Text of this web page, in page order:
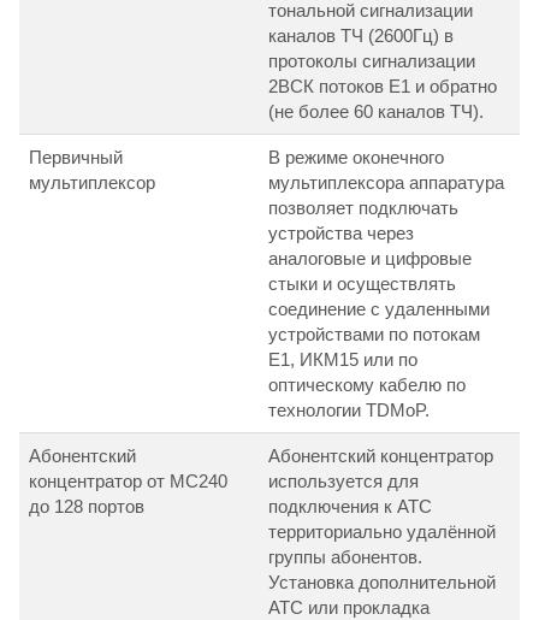
тональной сигнализации
каналов ТЧ (2600Гц) в
протоколы сигнализации
2ВСК потоков Е1 и обратно
(не более 60 каналов ТЧ).
Первичный
мультиплексор
В режиме оконечного
мультиплексора аппаратура
позволяет подключать
устройства через
аналоговые и цифровые
стыки и осуществлять
соединение с удаленными
устройствами по потокам
E1, ИКМ15 или по
оптическому кабелю по
технологии TDMoP.
Абонентский
концентратор от МС240
до 128 портов
Абонентский концентратор
используется для
подключения к АТС
территориально удалённой
группы абонентов.
Установка дополнительной
АТС или прокладка